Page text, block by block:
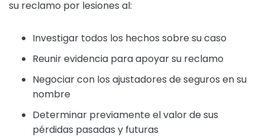
su reclamo por lesiones al:
Investigar todos los hechos sobre su caso
Reunir evidencia para apoyar su reclamo
Negociar con los ajustadores de seguros en su
nombre
Determinar previamente el valor de sus
pérdidas pasadas y futuras